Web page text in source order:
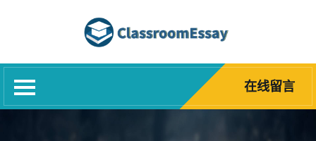
网课代修
Blog
在线留言